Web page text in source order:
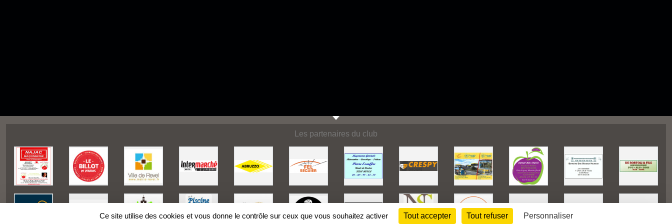
Les partenaires du club
Ce site utilise des cookies et vous donne le contrôle sur ceux que vous souhaitez activer Tout accepter Tout refuser Personnaliser